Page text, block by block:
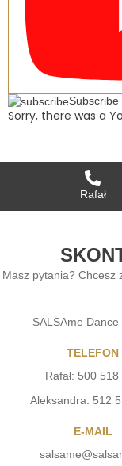
Sorry, there was a
Rafał
Masz pytania? Chcesz
SALSAme Dance
TELEFON
Rafał: 500 518
Aleksandra: 512
E-MAIL